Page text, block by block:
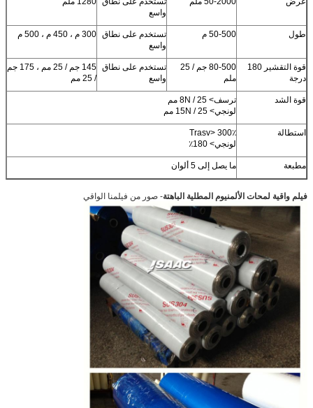
واسع
طول 50-500 م
تستخدم على نطاق
واسع
300 م ، 450 م ، 500 م
قوة التقشير 180
درجة
80-500 جم / 25
ملم
تستخدم على نطاق
واسع
145 جم / 25 مم ، 175 جم
/ 25 مم
قوة الشد
ترسف> 8N / 25 مم
لونجي> 15N / 25 مم
استطالة
Trasv> 300٪
لونجي> 180٪
مطبعة ما يصل إلى 5 ألوان
فيلم واقية لمحات الألمنيوم المطلية الباهتة- صور من فيلمنا الواقي